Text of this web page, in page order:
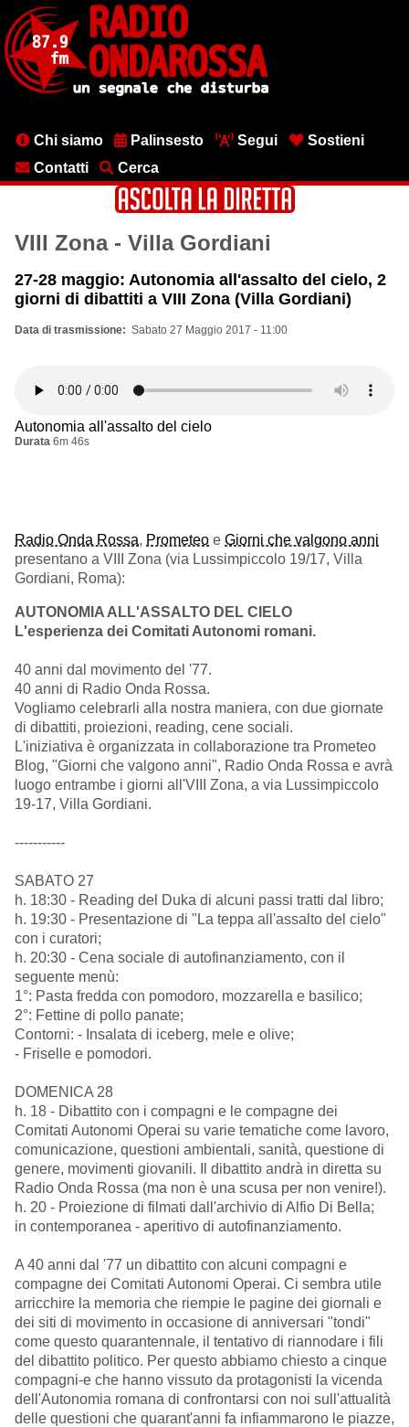
contenuto
principale
MenuChi siamo Palinsesto Segui
Sostieni
Contatti
Cerca
VIII Zona - Villa Gordiani
27-28 maggio: Autonomia all'assalto del cielo, 2
giorni di dibattiti a VIII Zona (Villa Gordiani)
Data di trasmissione Sabato 27 Maggio 2017 - 11:00
Autonomia all'assalto del cielo
Durata 6m 46s
Radio Onda Rossa, Prometeo e Giorni che valgono anni
presentano a VIII Zona (via Lussimpiccolo 19/17, Villa
Gordiani, Roma):
AUTONOMIA ALL'ASSALTO DEL CIELO
L'esperienza dei Comitati Autonomi romani.
40 anni dal movimento del '77.
40 anni di Radio Onda Rossa.
Vogliamo celebrarli alla nostra maniera, con due giornate
di dibattiti, proiezioni, reading, cene sociali.
L'iniziativa è organizzata in collaborazione tra Prometeo
Blog, "Giorni che valgono anni", Radio Onda Rossa e avrà
luogo entrambe i giorni all'VIII Zona, a via Lussimpiccolo
19-17, Villa Gordiani.
-----------
SABATO 27
h. 18:30 - Reading del Duka di alcuni passi tratti dal libro;
h. 19:30 - Presentazione di "La teppa all'assalto del cielo"
con i curatori;
h. 20:30 - Cena sociale di autofinanziamento, con il
seguente menù:
1°: Pasta fredda con pomodoro, mozzarella e basilico;
2°: Fettine di pollo panate;
Contorni: - Insalata di iceberg, mele e olive;
- Friselle e pomodori.
DOMENICA 28
h. 18 - Dibattito con i compagni e le compagne dei
Comitati Autonomi Operai su varie tematiche come lavoro,
comunicazione, questioni ambientali, sanità, questione di
genere, movimenti giovanili. Il dibattito andrà in diretta su
Radio Onda Rossa (ma non è una scusa per non venire!).
h. 20 - Proiezione di filmati dall'archivio di Alfio Di Bella;
in contemporanea - aperitivo di autofinanziamento.
A 40 anni dal '77 un dibattito con alcuni compagni e
compagne dei Comitati Autonomi Operai. Ci sembra utile
arricchire la memoria che riempie le pagine dei giornali e
dei siti di movimento in occasione di anniversari "tondi"
come questo quarantennale, il tentativo di riannodare i fili
del dibattito politico. Per questo abbiamo chiesto a cinque
compagni-e che hanno vissuto da protagonisti la vicenda
dell'Autonomia romana di confrontarsi con noi sull'attualità
delle questioni che quarant'anni fa infiammarono le piazze,